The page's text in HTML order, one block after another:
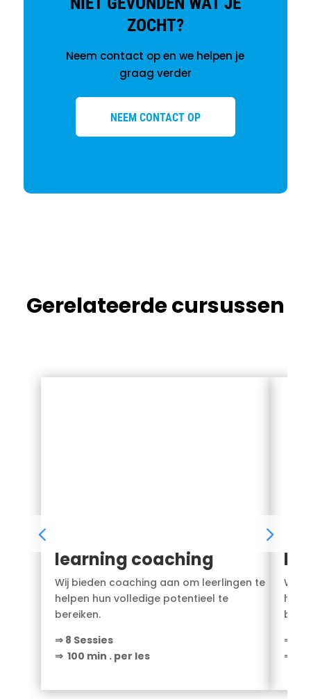
ZOCHT?
Neem contact op en we helpen je
graag verder
NEEM CONTACT OP
Gerelateerde cursussen
learning coaching
Wij bieden coaching aan om leerlingen te
helpen hun volledige potentieel te
bereiken.
⇒ 8 Sessies
⇒ 100 min . per les
Wij
⇒ 8
⇒